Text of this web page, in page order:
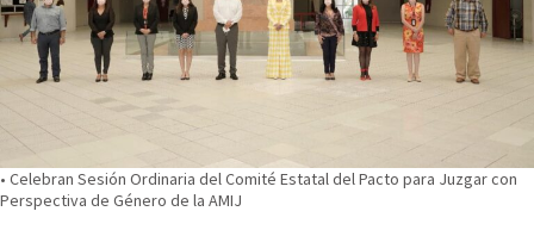
• Celebran Sesión Ordinaria del Comité Estatal del Pacto para Juzgar con
Perspectiva de Género de la AMIJ